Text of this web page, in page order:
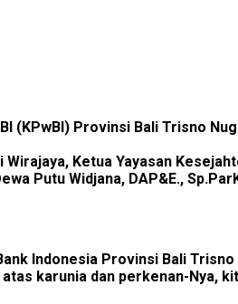
(KPwBI) Provinsi Bali Trisno
Wirajaya, Ketua Yayasan
Putu Widjana, DAP&E.,
Indonesia Provinsi Bali
karunia dan perkenan-Nya,